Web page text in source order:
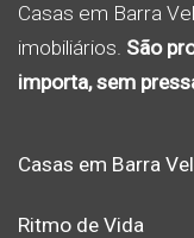
Casas em Barra
imobiliários. São
importa, sem
Casas em Barra
Ritmo de Vida